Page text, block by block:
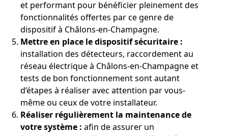
et performant pour bénéficier pleinement des
fonctionnalités offertes par ce genre de
dispositif à Châlons-en-Champagne.
Mettre en place le dispositif sécuritaire :
installation des détecteurs, raccordement au
réseau électrique à Châlons-en-Champagne et
tests de bon fonctionnement sont autant
d’étapes à réaliser avec attention par vous-
même ou ceux de votre installateur.
Réaliser régulièrement la maintenance de
votre système : afin de assurer un